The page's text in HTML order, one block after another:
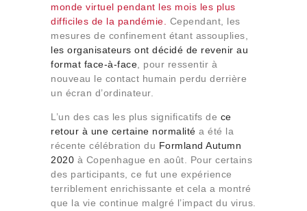
monde virtuel pendant les mois les plus
difficiles de la pandémie.
Cependant, les
mesures de confinement étant assouplies,
les organisateurs ont décidé de revenir au
format face-à-face , pour ressentir à
nouveau le contact humain perdu derrière
un écran d’ordinateur.
L’un des cas les plus significatifs de ce
retour à une certaine normalité a été la
récente célébration du Formland Autumn
2020 à Copenhague en août. Pour certains
des participants, ce fut une expérience
terriblement enrichissante et cela a montré
que la vie continue malgré l’impact du virus.